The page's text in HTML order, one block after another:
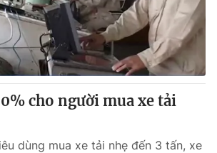
cho người mua xe tải
dùng mua xe tải nhẹ đến 3 tấn, xe